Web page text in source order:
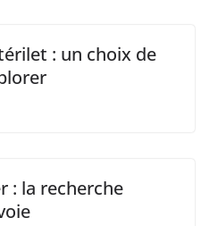
: un choix de
: la recherche